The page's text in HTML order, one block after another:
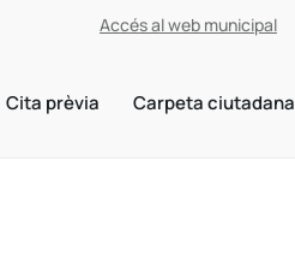
Accés al web municipal
Cita prèvia Carpeta ciutadana